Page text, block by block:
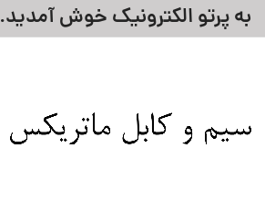
به پرتو الکترونیک خوش آمدید.